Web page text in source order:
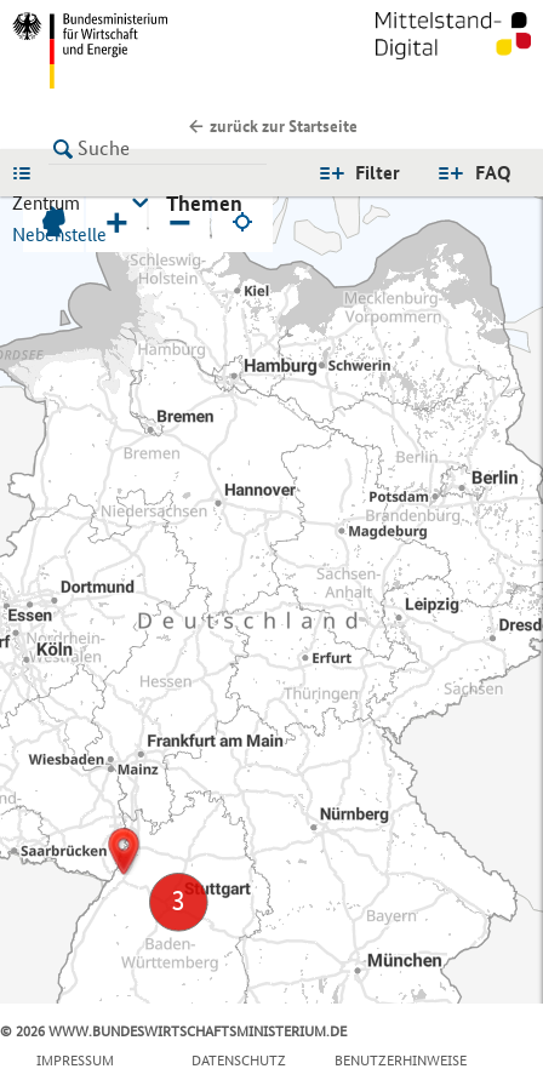
zurück zur Startseite
FAQ
Filter
Zentrum
Nebenstelle
Themen
+ −
© 2026 WWW.BUNDESWIRTSCHAFTSMINISTERIUM.DE
IMPRESSUM
DATENSCHUTZ BENUTZERHINWEISE